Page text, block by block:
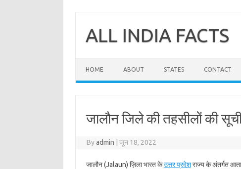
contentALL INDIA FACTS
HOME ABOUT STATES CONTACT
जालौन जिले की तहसीलों की
Byadmin जून 18, 2022
जालौन (Jalaun) ज़िला भारत केउत्तर प्रदेशराज्य के अंतर्गत